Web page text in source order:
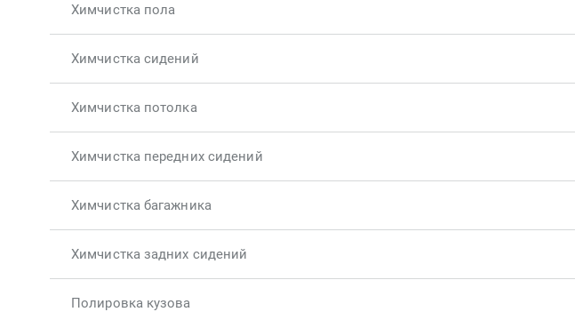
Химчистка пола
Химчистка сидений
Химчистка потолка
Химчистка передних сидений
Химчистка багажника
Химчистка задних сидений
Полировка кузова